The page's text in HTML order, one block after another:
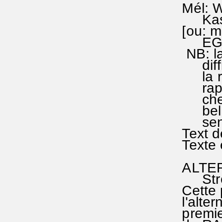
Mél:
[ou:
EG
NB: la
la
chez
belle,
sens,
Text
Texte
Cette